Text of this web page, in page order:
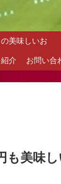
美味しいお
介 お問い合
も美味